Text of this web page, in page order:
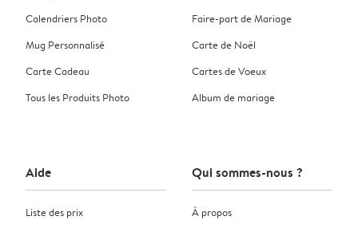
Calendriers Photo
Mug Personnalisé
Carte Cadeau
Tous les Produits Photo
Faire-part de Mariage
Carte de Noël
Cartes de Voeux
Album de mariage
Aide
Liste des prix
Qui sommes-nous ?
À propos